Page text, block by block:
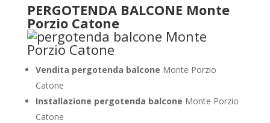
PERGOTENDA BALCONE Monte
Porzio Catone
Vendita pergotenda balcone Monte Porzio
Catone
Installazione pergotenda balcone Monte Porzio
Catone